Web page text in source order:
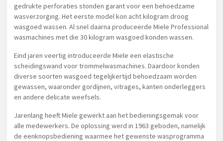
gedrukte perforaties stonden garant voor een behoedzame
wasverzorging. Het eerste model kon acht kilogram droog
wasgoed wassen. Al snel daarna produceerde Miele Professional
wasmachines met die 30 kilogram wasgoed konden wassen.
Eind jaren veertig introduceerde Miele een elastische
scheidingswand voor trommelwasmachines. Daardoor konden
diverse soorten wasgoed tegelijkertijd behoedzaam worden
gewassen, waaronder gordijnen, vitrages, kanten onderleggers
en andere delicate weefsels.
Jarenlang heeft Miele gewerkt aan het bedieningsgemak voor
alle medewerkers. De oplossing werd in 1963 geboden, namelijk
de eenknopsbediening waarmee het gewenste wasprogramma